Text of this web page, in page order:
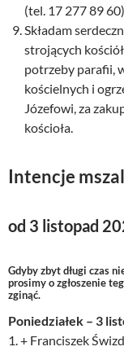
(tel. 17 277 89
Składam
strojących
potrzeby parafii,
kościelnych i
Józefowi, za
kościoła.
Intencje
od 3 listopad
Gdyby zbyt długi czas
prosimy o zgłoszenie
zginąć.
Poniedziałek – 3
1. + Franciszek